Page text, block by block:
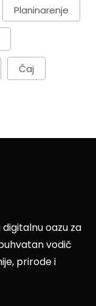
Planinarenje
Čaj
oazu za
vodič
prirode i